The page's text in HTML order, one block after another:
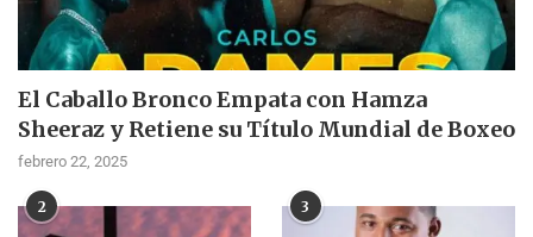
El Caballo Bronco Empata con Hamza
Sheeraz y Retiene su Título Mundial de Boxeo
febrero 22, 2025
2 3